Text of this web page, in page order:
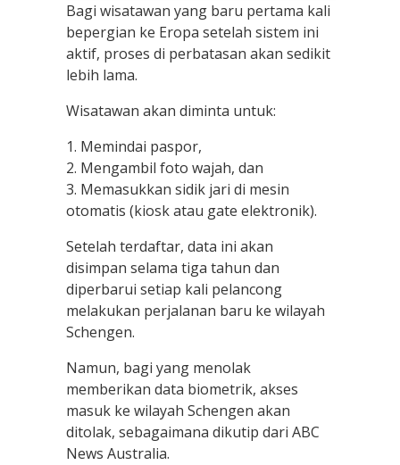
Bagi wisatawan yang baru pertama kali
bepergian ke Eropa setelah sistem ini
aktif, proses di perbatasan akan sedikit
lebih lama.
Wisatawan akan diminta untuk:
1. Memindai paspor,
2. Mengambil foto wajah, dan
3. Memasukkan sidik jari di mesin
otomatis (kiosk atau gate elektronik).
Setelah terdaftar, data ini akan
disimpan selama tiga tahun dan
diperbarui setiap kali pelancong
melakukan perjalanan baru ke wilayah
Schengen.
Namun, bagi yang menolak
memberikan data biometrik, akses
masuk ke wilayah Schengen akan
ditolak, sebagaimana dikutip dari ABC
News Australia.